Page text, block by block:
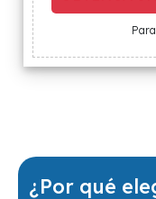
¿Por qué